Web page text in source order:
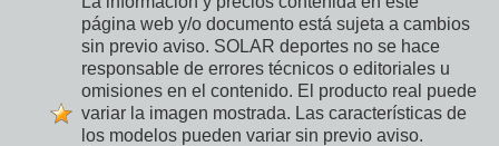
página web y/o documento está sujeta a cambios
sin previo aviso. SOLAR deportes no se hace
responsable de errores técnicos o editoriales u
omisiones en el contenido. El producto real puede
variar la imagen mostrada. Las características de
los modelos pueden variar sin previo aviso.